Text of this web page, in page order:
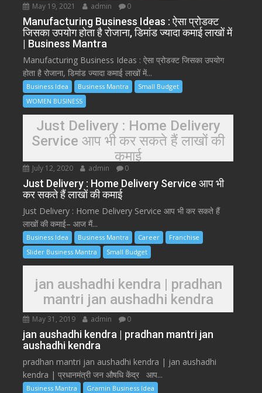
May 19, 2021 admin 0
Manufacturing Business Ideas : ऐसा प्रोडक्ट
जिसका उपयोग होता है रोजाना, डिमांड ज्यादा कमाई लाखों में
| Business Mantra
Manufacturing Business Ideas : ऐसा प्रोडक्ट जिसका उपयोग
होता है रोजाना, डिमांड ज्यादा कमाई लाखों में...
Business Idea Business Mantra
Small Budget
WOMEN BUSINESS
Just Delivery : Home Delivery
Service आप भी कर सकते हैं लाखों की
कमाई
July 12, 2020 admin 0
Just Delivery : Home Delivery Service आप भी
कर सकते हैं लाखों की कमाई
Just Delivery : Home Delivery Service आप भी कर सकते हैं
लाखों की कमाई– आज मैं...
Business Idea Business Mantra Career
Franchise
Slider Business Mantra
Small Budget
jan aushadhi kendra | pradhan
mantri jan aushadhi kendra
May 31, 2019 admin 0
jan aushadhi kendra | pradhan mantri jan
aushadhi kendra
pradhan mantri jan aushadhi kendra | jan aushadhi
kendra | प्रधानमंत्री जन औषधि केंद्र आप...
Business Mantra Gramin Business Idea